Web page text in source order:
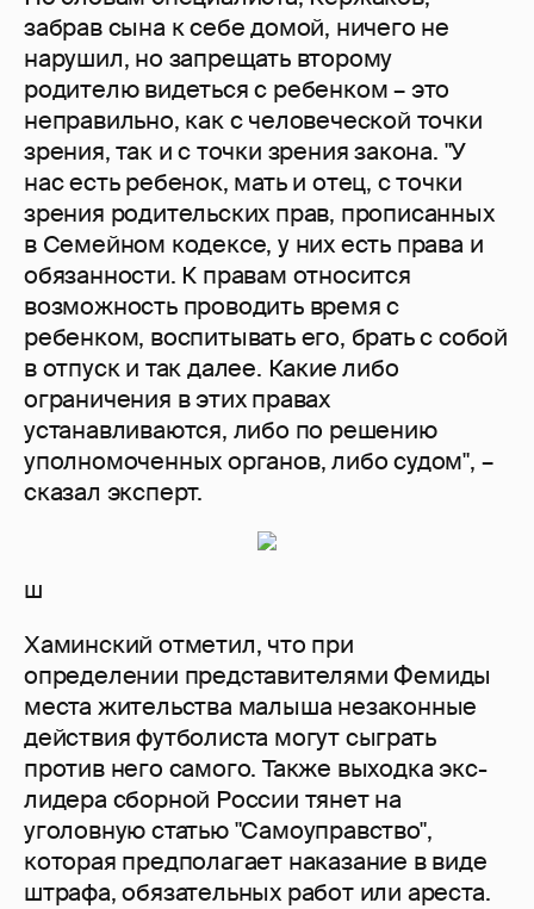
забрав сына к себе домой, ничего не
нарушил, но запрещать второму
родителю видеться с ребенком – это
неправильно, как с человеческой точки
зрения, так и с точки зрения закона. "У
нас есть ребенок, мать и отец, с точки
зрения родительских прав, прописанных
в Семейном кодексе, у них есть права и
обязанности. К правам относится
возможность проводить время с
ребенком, воспитывать его, брать с собой
в отпуск и так далее. Какие либо
ограничения в этих правах
устанавливаются, либо по решению
уполномоченных органов, либо судом", –
сказал эксперт.
ш
Хаминский отметил, что при
определении представителями Фемиды
места жительства малыша незаконные
действия футболиста могут сыграть
против него самого. Также выходка экс-
лидера сборной России тянет на
уголовную статью "Самоуправство",
которая предполагает наказание в виде
штрафа, обязательных работ или ареста.